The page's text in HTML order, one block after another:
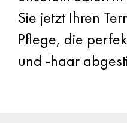
Sie jetzt Ihren
Pflege, die
und -haar